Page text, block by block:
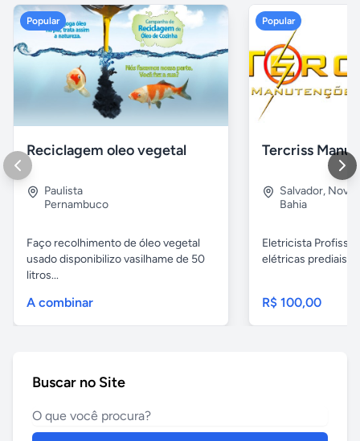
Popular
Reciclagem oleo vegetal
Paulista
Pernambuco
Faço recolhimento de óleo vegetal
usado disponibilizo vasilhame de 50
litros...
A combinar
Popular
Salvador, Nova
Bahia
Eletricista
elétricas prediais e
R$ 100,00
Buscar no Site